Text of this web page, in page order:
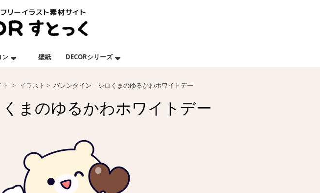
ン 壁紙 DECORシリーズ
ト- イラスト バレンタイン – シロくまのゆるかわホワイトデー
まのゆるかわホワイトデー